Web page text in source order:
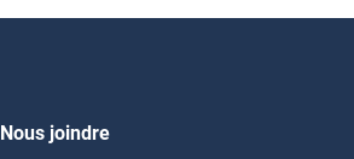
Nous joindre